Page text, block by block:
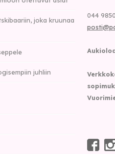
joka kruunaa
juhliin
044